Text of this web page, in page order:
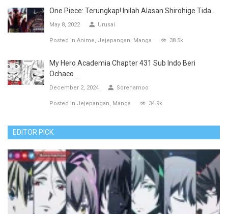
One Piece: Terungkap! Inilah Alasan Shirohige Tida...
May 8, 2022 Urusai
Posted in Anime Jejepangan Manga 38.5k
My Hero Academia Chapter 431 Sub Indo Beri
Ochaco ...
December 2, 2024 Sorenamoo
Posted in Jejepangan Manga 34.9k
EDITOR PICK